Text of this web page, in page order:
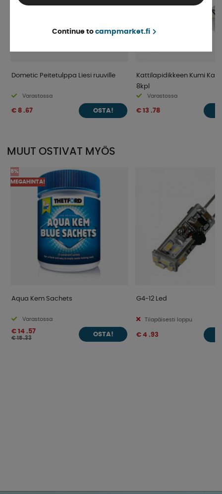
Dometic Peitetulppa Liesi ruuville
Varastossa
€ 8 .67 OSTA!
Kattilapidikkeen Kumi
8kpl
Varastossa
€ 13 .78
MUUT OSTIVAT MYÖS
5%
MEGAHINTA!
Aqua Kem Sachets
Varastossa
€ 14 .57
€ 15 .33
OSTA!
G4-12 Led
Tilapäisesti loppu
€ 4 .93
Continue to campmarket.fi